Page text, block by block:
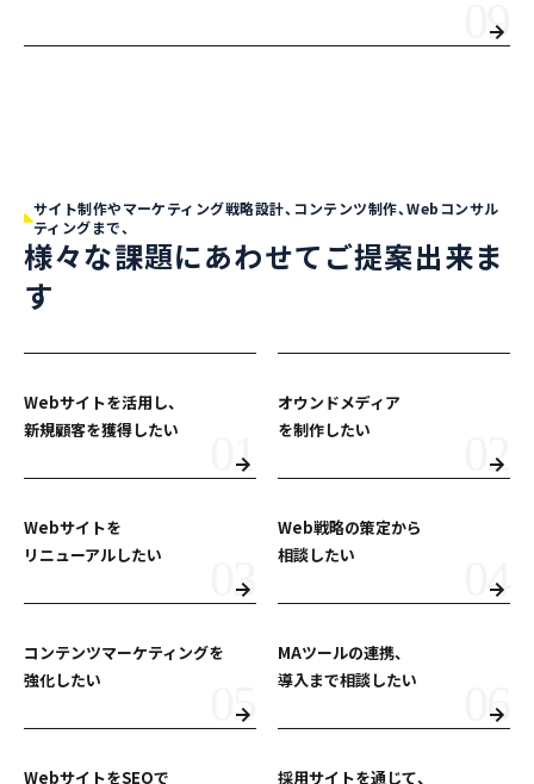
サイト制作やマーケティング戦略設計、コンテンツ制作、Webコンサル
ティングまで、
様々な課題にあわせてご提案出来ま
す
Webサイトを活用し、
新規顧客を獲得したい
オウンドメディア
を制作したい
Webサイトを
リニューアルしたい
Web戦略の策定から
相談したい
コンテンツマーケティングを
強化したい
MAツールの連携、
導入まで相談したい
WebサイトをSEOで
採用サイトを通じて、